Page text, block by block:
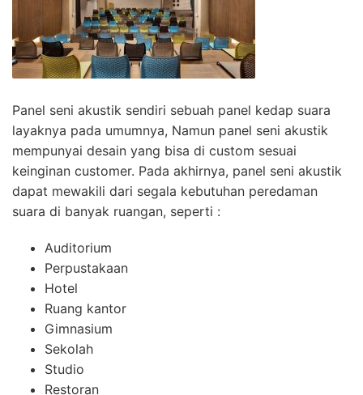
Panel seni akustik sendiri sebuah panel kedap suara
layaknya pada umumnya, Namun panel seni akustik
mempunyai desain yang bisa di custom sesuai
keinginan customer. Pada akhirnya, panel seni akustik
dapat mewakili dari segala kebutuhan peredaman
suara di banyak ruangan, seperti :
Auditorium
Perpustakaan
Hotel
Ruang kantor
Gimnasium
Sekolah
Studio
Restoran